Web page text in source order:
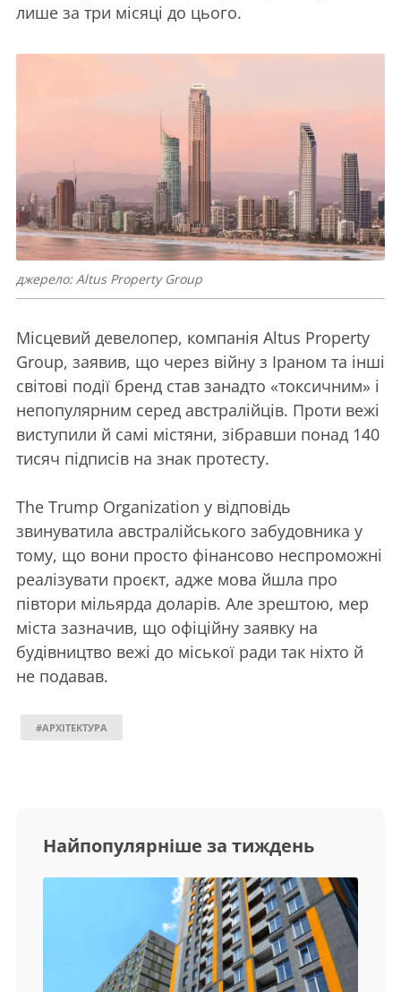
лише за три місяці до цього.
джерело: Altus Property Group
Місцевий девелопер, компанія Altus Property
Group, заявив, що через війну з Іраном та інші
світові події бренд став занадто «токсичним» і
непопулярним серед австралійців. Проти вежі
виступили й самі містяни, зібравши понад 140
тисяч підписів на знак протесту.
The Trump Organization у відповідь
звинуватила австралійського забудовника у
тому, що вони просто фінансово неспроможні
реалізувати проєкт, адже мова йшла про
півтори мільярда доларів. Але зрештою, мер
міста зазначив, що офіційну заявку на
будівництво вежі до міської ради так ніхто й
не подавав.
#АРХІТЕКТУРА
Найпопулярніше за тиждень